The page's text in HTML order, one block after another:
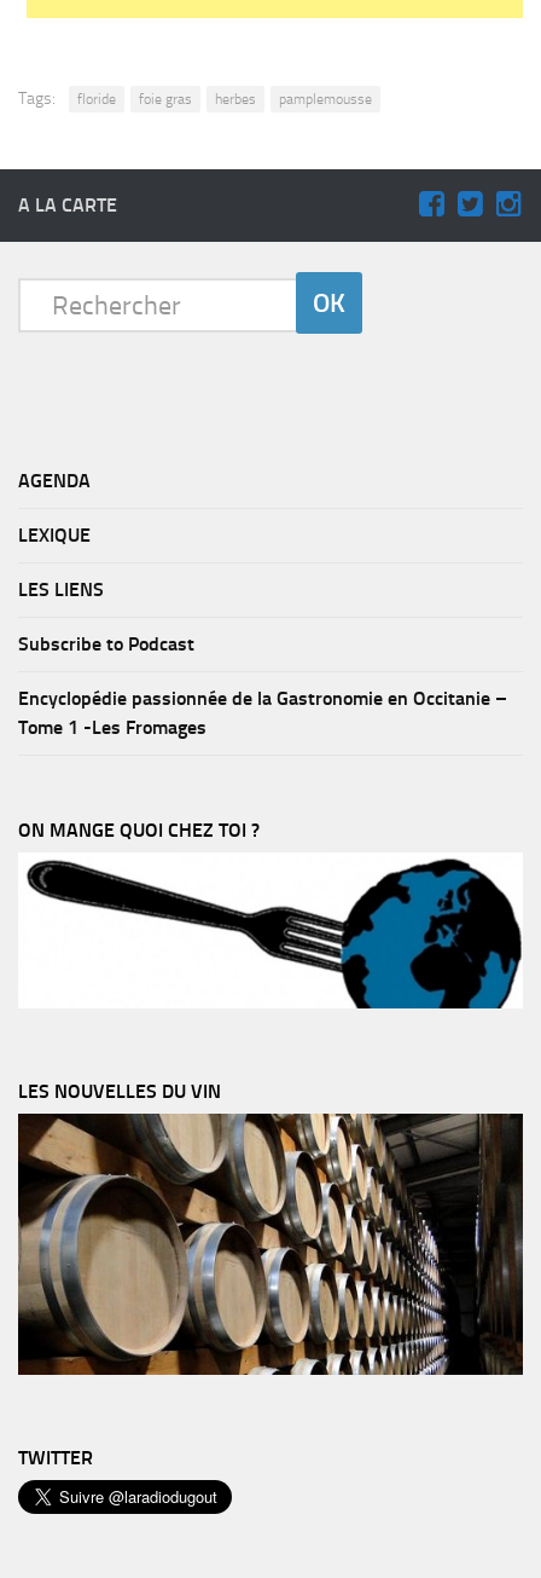
Tags: floride foie gras herbes pamplemousse
A LA CARTE
AGENDA
LEXIQUE
LES LIENS
Subscribe to Podcast
Encyclopédie passionnée de la Gastronomie en Occitanie –
Tome 1 -Les Fromages
ON MANGE QUOI CHEZ TOI ?
LES NOUVELLES DU VIN
TWITTER